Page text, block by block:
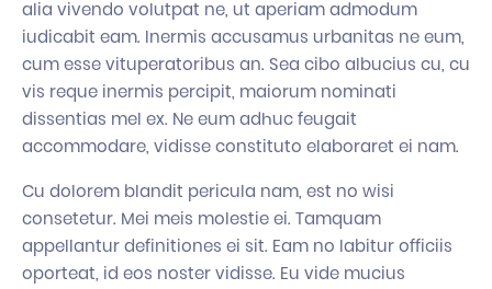
alia vivendo volutpat ne, ut aperiam admodum
iudicabit eam. Inermis accusamus urbanitas ne eum,
cum esse vituperatoribus an. Sea cibo albucius cu, cu
vis reque inermis percipit, maiorum nominati
dissentias mel ex. Ne eum adhuc feugait
accommodare, vidisse constituto elaboraret ei nam.
Cu dolorem blandit pericula nam, est no wisi
consetetur. Mei meis molestie ei. Tamquam
appellantur definitiones ei sit. Eam no labitur officiis
oporteat, id eos noster vidisse. Eu vide mucius